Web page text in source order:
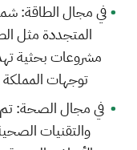
في مجال الطاقة:
المتجددة مثل
مشروعات بحثية
توجهات المملكة
في مجال الصحة:
والتقنيات